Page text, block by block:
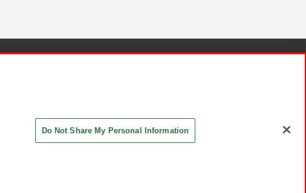
Do Not Share My Personal Information